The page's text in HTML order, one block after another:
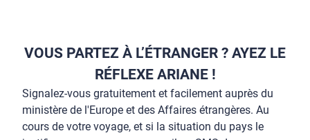
VOUS PARTEZ À L’ÉTRANGER ? AYEZ LE
RÉFLEXE ARIANE !
Signalez-vous gratuitement et facilement auprès du
ministère de l'Europe et des Affaires étrangères. Au
cours de votre voyage, et si la situation du pays le